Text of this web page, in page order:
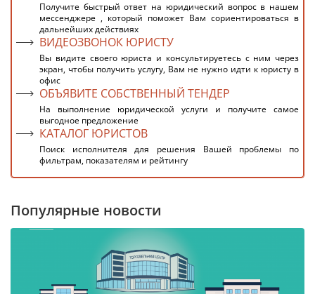
Получите быстрый ответ на юридический вопрос в нашем
мессенджере , который поможет Вам сориентироваться в
дальнейших действиях
ВИДЕОЗВОНОК ЮРИСТУ
Вы видите своего юриста и консультируетесь с ним через
экран, чтобы получить услугу, Вам не нужно идти к юристу в
офис
ОБЪЯВИТЕ СОБСТВЕННЫЙ ТЕНДЕР
На выполнение юридической услуги и получите самое
выгодное предложение
КАТАЛОГ ЮРИСТОВ
Поиск исполнителя для решения Вашей проблемы по
фильтрам, показателям и рейтингу
Популярные новости